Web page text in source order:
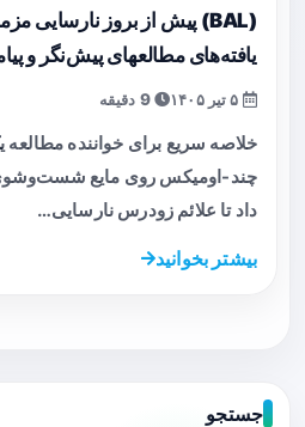
یافته‌های مطالعه‎ای پیش‌نگر و پیامدهای بالینی
9 دقیقه
خلاصه سریع برای خواننده
داد تا علائم زودرس نارسایی…
بیشتر بخوانید
جستجو